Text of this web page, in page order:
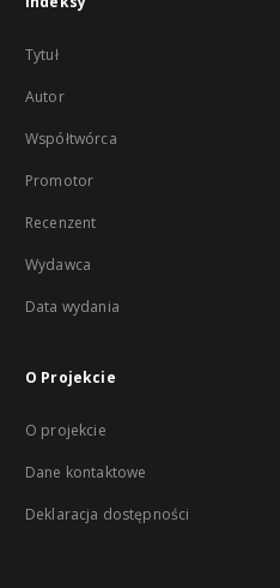
Tytuł
Autor
Współtwórca
Promotor
Recenzent
Wydawca
Data wydania
O Projekcie
O projekcie
Dane kontaktowe
Deklaracja dostępności